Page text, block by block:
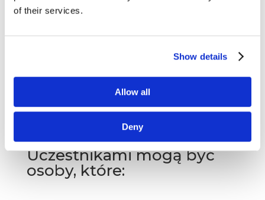
of their services.
Show details
Allow all
Deny
Social Media Management
Uczestnikami mogą być
osoby, które: